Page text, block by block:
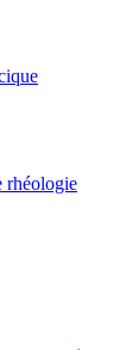
rhéologie